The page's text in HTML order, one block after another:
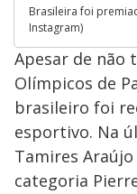
Brasileira foi
Instagram)
Apesar de não
Olímpicos de
brasileiro foi
esportivo. Na
Tamires
categoria